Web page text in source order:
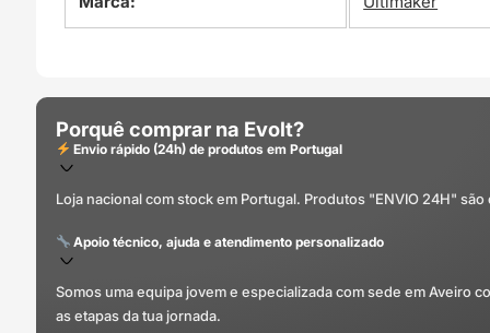
Porquê comprar na Evolt?
Envio rápido (24h) de produtos em Portugal
Loja nacional com stock em Portugal. Produtos "ENVIO 24H"
Apoio técnico, ajuda e atendimento personalizado
Somos uma equipa jovem e especializada com sede em Aveiro
as etapas da tua jornada.